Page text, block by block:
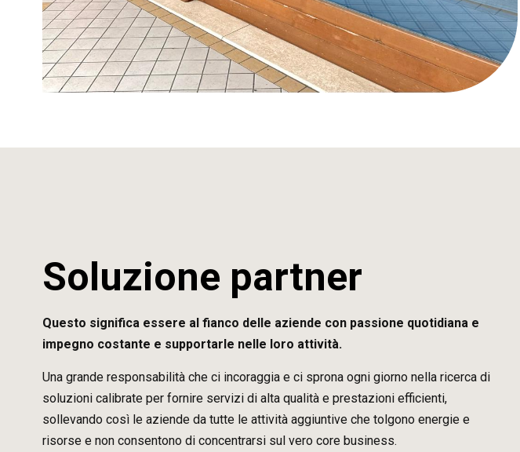
Soluzione partner
Questo significa essere al fianco delle aziende con passione quotidiana e
impegno costante e supportarle nelle loro attività.
Una grande responsabilità che ci incoraggia e ci sprona ogni giorno nella ricerca di
soluzioni calibrate per fornire servizi di alta qualità e prestazioni efficienti,
sollevando così le aziende da tutte le attività aggiuntive che tolgono energie e
risorse e non consentono di concentrarsi sul vero core business.